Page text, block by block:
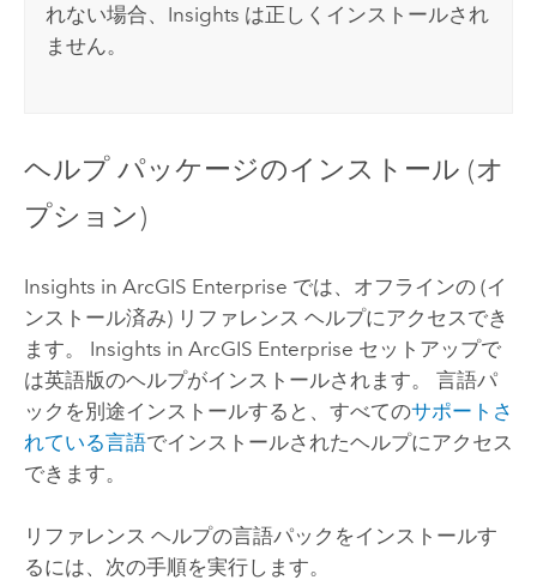
れない場合、 Insights は正しくインストールされ
ません。
ヘルプ パッケージのインストール (オ
プション)
Insights in ArcGIS Enterprise では、オフラインの (イ
ンストール済み) リファレンス ヘルプにアクセスでき
ます。 Insights in ArcGIS Enterprise セットアップで
は英語版のヘルプがインストールされます。 言語パ
ックを別途インストールすると、すべてのサポートさ
れている言語でインストールされたヘルプにアクセス
できます。
リファレンス ヘルプの言語パックをインストールす
るには、次の手順を実行します。